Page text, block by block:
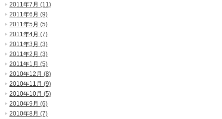
2011年7月 (11)
2011年6月 (9)
2011年5月 (5)
2011年4月 (7)
2011年3月 (3)
2011年2月 (3)
2011年1月 (5)
2010年12月 (8)
2010年11月 (9)
2010年10月 (5)
2010年9月 (6)
2010年8月 (7)